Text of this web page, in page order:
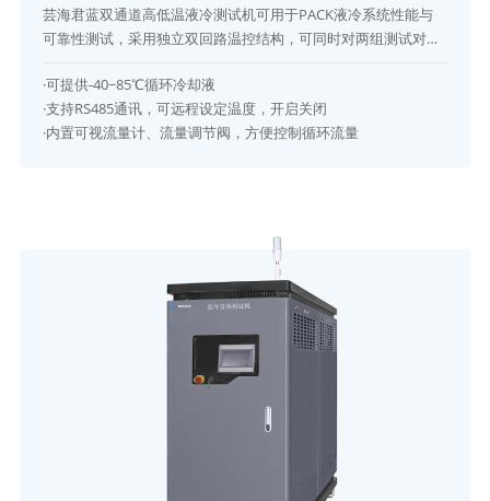
芸海君蓝双通道高低温液冷测试机可用于PACK液冷系统性能与
可靠性测试，采用独立双回路温控结构，可同时对两组测试对象
流量监测功能，是新能源电池液冷冷水机测试领域的高性能测试
设备。
·可提供-40~85℃循环冷却液
·支持RS485通讯，可远程设定温度，开启关闭
·内置可视流量计、流量调节阀，方便控制循环流量